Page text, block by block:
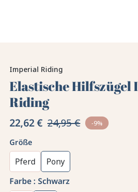
Imperial Riding
Elastische Hilfszügel
Riding
22,62 € 24,95 € -9%
Größe
Pferd
Pony
Farbe : Schwarz